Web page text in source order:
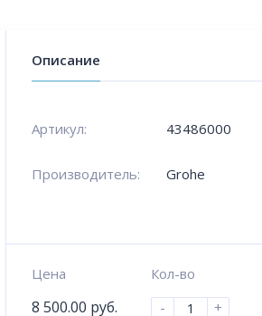
Описание
Артикул: 43486000
Производитель:
Grohe
Цена
8 500.00 руб.
Кол-во
-
+